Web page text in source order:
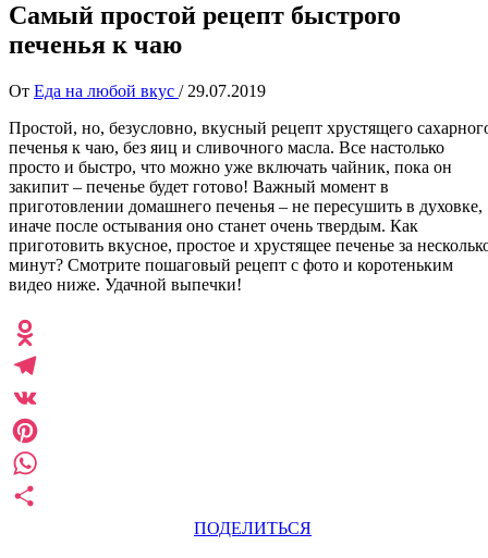
Самый простой рецепт быстрого
печенья к чаю
От Еда на любой вкус / 29.07.2019
Простой, но, безусловно, вкусный рецепт хрустящего
печенья к чаю, без яиц и сливочного масла. Все настолько
просто и быстро, что можно уже включать чайник, пока он
закипит – печенье будет готово! Важный момент в
приготовлении домашнего печенья – не пересушить в духовке,
иначе после остывания оно станет очень твердым. Как
приготовить вкусное, простое и хрустящее печенье за
минут? Смотрите пошаговый рецепт с фото и коротеньким
видео ниже. Удачной выпечки!
ПОДЕЛИТЬСЯ